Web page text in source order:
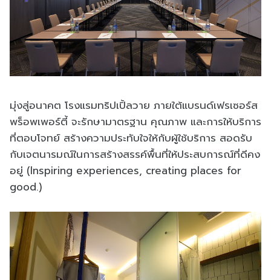
มุ่งสู่อนาคต โรงแรมทริปเปิ้ลวาย ภายใต้แบรนด์เฟรเซอร์ส
พร็อพเพอร์ตี้ จะรักษามาตรฐาน คุณภาพ และการให้บริการ
ที่ตอบโจทย์ สร้างความประทับใจให้กับผู้ใช้บริการ สอดรับ
กับเจตนารมณ์ในการสร้างสรรค์พื้นที่ให้ประสบการณ์ที่ดีคง
อยู่ (Inspiring experiences, creating places for
good.)